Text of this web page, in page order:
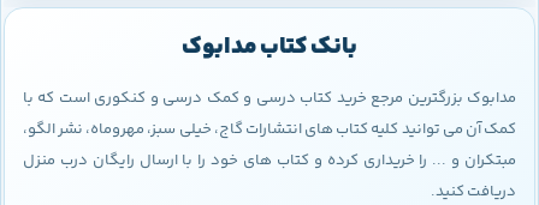
بانک کتاب مدابوک
مدابوک بزرگترین مرجع خرید کتاب درسی و کمک درسی و کنکوری است که با
کمک آن می توانید کلیه کتاب های انتشارات گاج، خیلی سبز، مهروماه، نشر الگو،
مبتکران و ... را خریداری کرده و کتاب های خود را با ارسال رایگان درب منزل
دریافت کنید.